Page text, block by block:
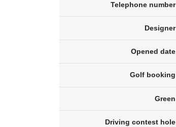
Telephone number
Designer
Opened date
Golf booking
Green
Driving contest hole